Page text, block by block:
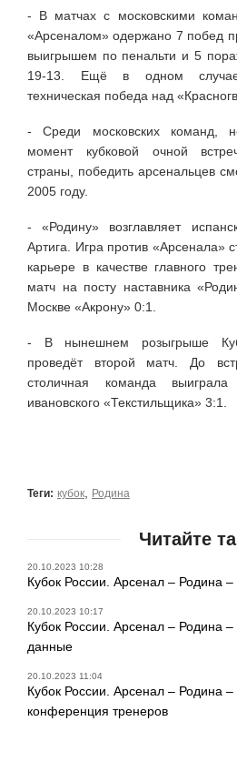
- В матчах с московскими
«Арсеналом» одержано 7 побед
выигрышем по пенальти и 5
19-13. Ещё в одном случае
техническая победа над
- Среди московских команд,
момент кубковой очной
страны, победить арсенальцев
2005 году.
- «Родину» возглавляет
Артига. Игра против «Арсенала»
карьере в качестве главного
матч на посту наставника
Москве «Акрону» 0:1.
- В нынешнем розыгрыше
проведёт второй матч. До
столичная команда
ивановского «Текстильщика» 3:1.
Теги: кубок Родина
Читайте
20.10.2023 10:28
Кубок России. Арсенал – Родина
20.10.2023 10:17
Кубок России. Арсенал – Родина –
данные
20.10.2023 11:04
Кубок России. Арсенал – Родина
конференция тренеров